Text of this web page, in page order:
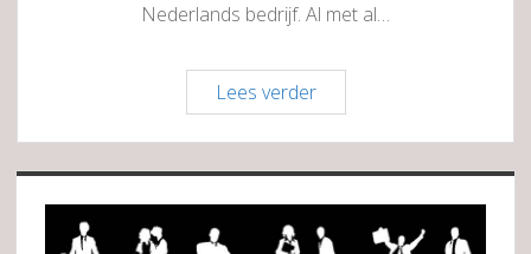
Nederlands bedrijf. Al met al…
Lees verderAt
Home
Conceptstore
Sidebar